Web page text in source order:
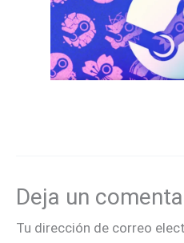
Deja un
Tu dirección de correo